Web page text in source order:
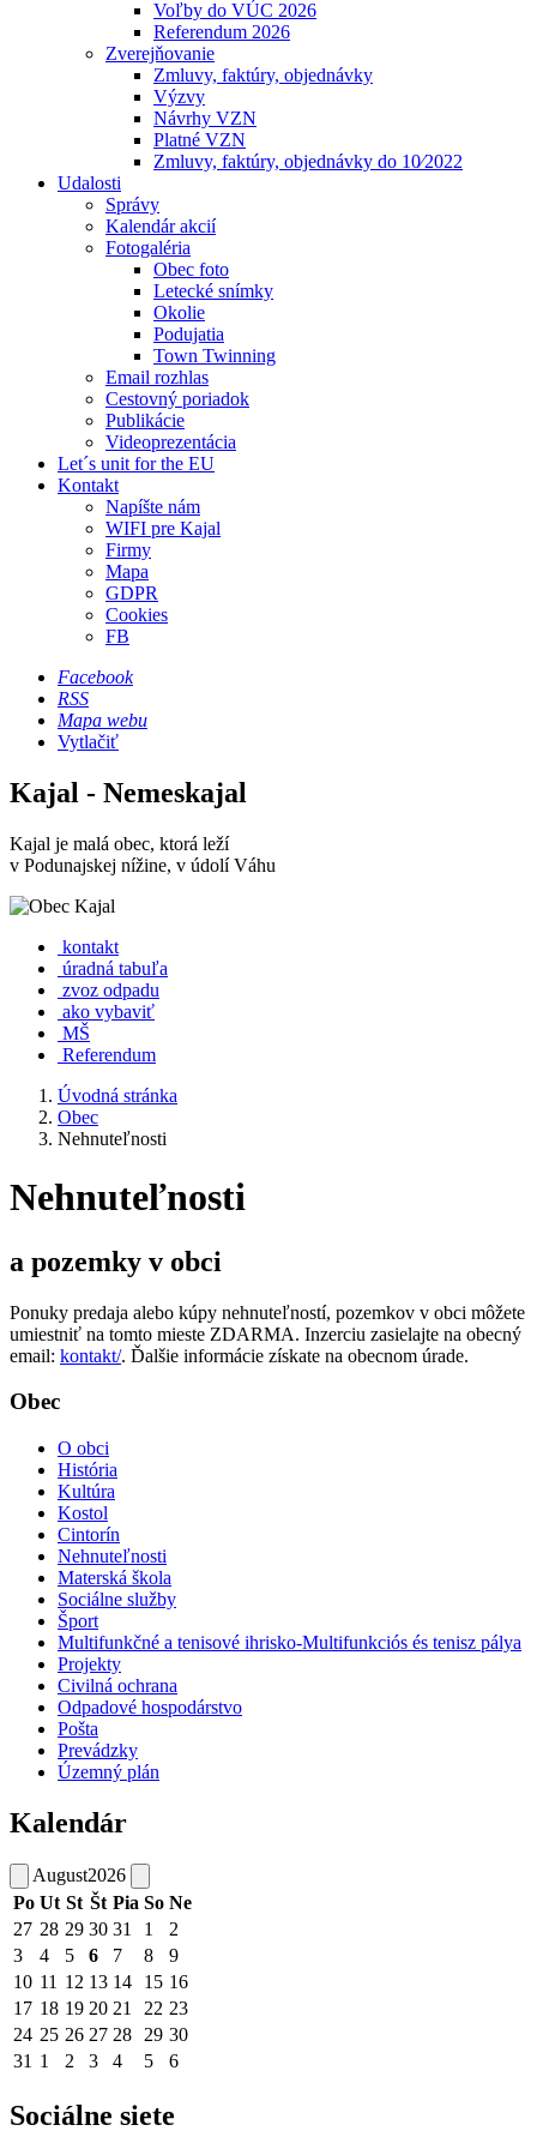
Voľby do VÚC 2026
Referendum 2026
Zverejňovanie
Zmluvy, faktúry, objednávky
Výzvy
Návrhy VZN
Platné VZN
Zmluvy, faktúry, objednávky do 10⁄2022
Udalosti
Správy
Kalendár akcií
Fotogaléria
Obec foto
Letecké snímky
Okolie
Podujatia
Town Twinning
Email rozhlas
Cestovný poriadok
Publikácie
Videoprezentácia
Let´s unit for the EU
Kontakt
Napíšte nám
WIFI pre Kajal
Firmy
Mapa
GDPR
Cookies
FB
Facebook
RSS
Mapa webu
Vytlačiť
Kajal - Nemeskajal
Kajal je malá obec, ktorá leží
v Podunajskej nížine, v údolí Váhu
kontakt
úradná tabuľa
zvoz odpadu
ako vybaviť
MŠ
Referendum
Úvodná stránka
Obec
Nehnuteľnosti
Nehnuteľnosti
a pozemky v obci
Ponuky predaja alebo kúpy nehnuteľností, pozemkov v obci môžete
umiestniť na tomto mieste ZDARMA. Inzerciu zasielajte na obecný
email: kontakt/. Ďalšie informácie získate na obecnom úrade.
Obec
O obci
História
Kultúra
Kostol
Cintorín
Nehnuteľnosti
Materská škola
Sociálne služby
Šport
Multifunkčné a tenisové ihrisko-Multifunkciós és tenisz pálya
Projekty
Civilná ochrana
Odpadové hospodárstvo
Pošta
Prevádzky
Územný plán
Kalendár
August2026
Po Ut St Št Pia So Ne
27 28 29 30 31 1
2
3
4 5 6 7 8
9
10 11 12 13 14 15 16
17 18 19 20 21 22 23
24 25 26 27 28 29 30
31 1 2 3 4 5 6
Sociálne siete